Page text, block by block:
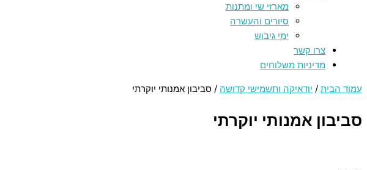
מארזי שי ומתנות
סיורים והעשרה
ימי גיבוש
צרו קשר
מדיניות משלוחים
עמוד הבית / יודאיקה ותשמישי קדושה / סביבון אמנותי יוקרתי
סביבון אמנותי יוקרתי